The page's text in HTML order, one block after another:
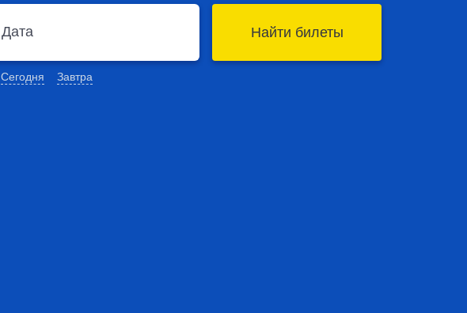
Дата
Сегодня Завтра
Найти билеты